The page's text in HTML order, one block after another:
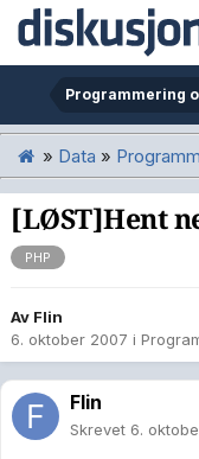
» Data »
[LØST]Hent
PHP
Av Flin
6. oktober 2007 i
Flin
Skrevet 6.